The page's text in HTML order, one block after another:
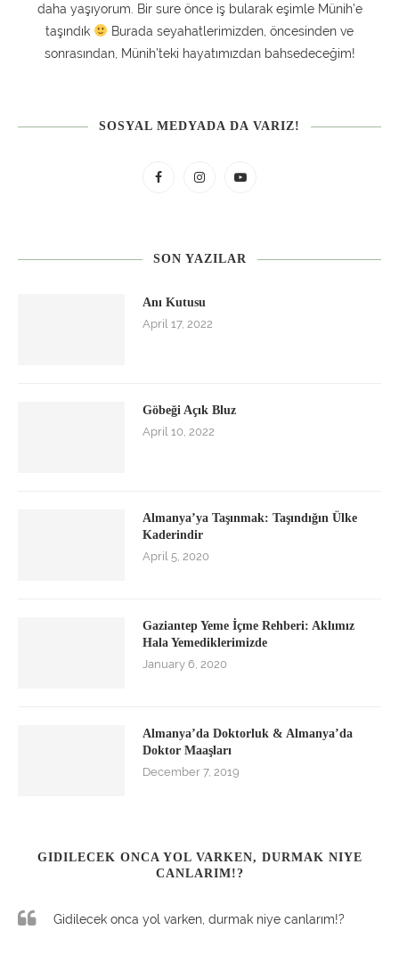
daha yaşıyorum. Bir sure önce iş bularak eşimle Münih’e
taşındık
Burada seyahatlerimizden, öncesinden ve
sonrasından, Münih’teki hayatımızdan bahsedeceğim!
SOSYAL MEDYADA DA VARIZ!
SON YAZILAR
Anı Kutusu
April 17, 2022
Göbeği Açık Bluz
April 10, 2022
Almanya’ya Taşınmak: Taşındığın Ülke
Kaderindir
April 5, 2020
Gaziantep Yeme İçme Rehberi: Aklımız
Hala Yemediklerimizde
January 6, 2020
Almanya’da Doktorluk & Almanya’da
Doktor Maaşları
December 7, 2019
GIDILECEK ONCA YOL VARKEN, DURMAK NIYE
CANLARIM!?
Gidilecek onca yol varken, durmak niye canlarım!?